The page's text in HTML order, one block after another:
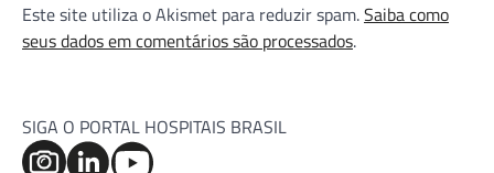
Este site utiliza o Akismet para reduzir spam.Saiba como
seus dados em comentários são processados.
SIGA O PORTAL HOSPITAIS BRASIL